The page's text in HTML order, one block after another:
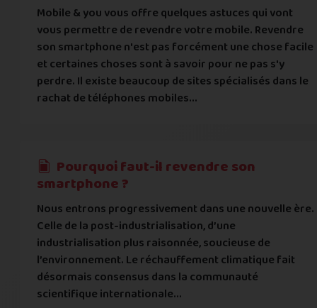
Mobile & you vous offre quelques astuces qui vont
vous permettre de revendre votre mobile. Revendre
son smartphone n'est pas forcément une chose facile
et certaines choses sont à savoir pour ne pas s'y
perdre. Il existe beaucoup de sites spécialisés dans le
rachat de téléphones mobiles...
Pourquoi faut-il revendre son
smartphone ?
Nous entrons progressivement dans une nouvelle ère.
Celle de la post-industrialisation, d’une
industrialisation plus raisonnée, soucieuse de
l’environnement. Le réchauffement climatique fait
désormais consensus dans la communauté
scientifique internationale...